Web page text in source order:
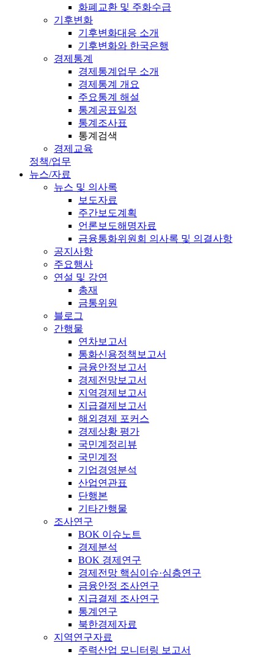
화폐교환 및 주화수급
기후변화
기후변화대응 소개
기후변화와 한국은행
경제통계
경제통계업무 소개
경제통계 개요
주요통계 해설
통계공표일정
통계조사표
통계검색
경제교육
정책/업무
뉴스/자료
뉴스 및 의사록
보도자료
주간보도계획
언론보도해명자료
금융통화위원회 의사록 및 의결사항
공지사항
주요행사
연설 및 강연
총재
금통위원
블로그
간행물
연차보고서
통화신용정책보고서
금융안정보고서
경제전망보고서
지역경제보고서
지급결제보고서
해외경제 포커스
경제상황 평가
국민계정리뷰
국민계정
기업경영분석
산업연관표
단행본
기타간행물
조사연구
BOK 이슈노트
경제분석
BOK 경제연구
경제전망 핵심이슈·심층연구
금융안정 조사연구
지급결제 조사연구
통계연구
북한경제자료
지역연구자료
주력산업 모니터링 보고서